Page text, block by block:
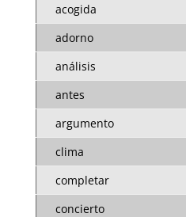
acogida
adorno
análisis
antes
argumento
clima
completar
concierto